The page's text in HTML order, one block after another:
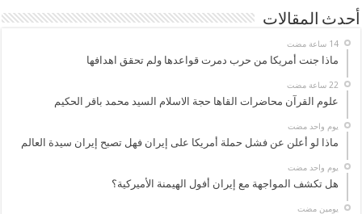
أحدث المقالات
‏14 ساعة مضت
ماذا جنت أمريكا من حرب دمرت قواعدها ولم تحقق اهدافها
علوم القرآن محاضرات القاها حجة الاسلام السيد محمد باقر الحكيم
‏يوم واحد مضت
ماذا لو أعلن عن فشل حملة أمريكا على إيران فهل تصبح إيران سيدة العالم
‏يوم واحد مضت
هل تكشف المواجهة مع إيران أفول الهيمنة الأميركية؟
‏يومين مضت